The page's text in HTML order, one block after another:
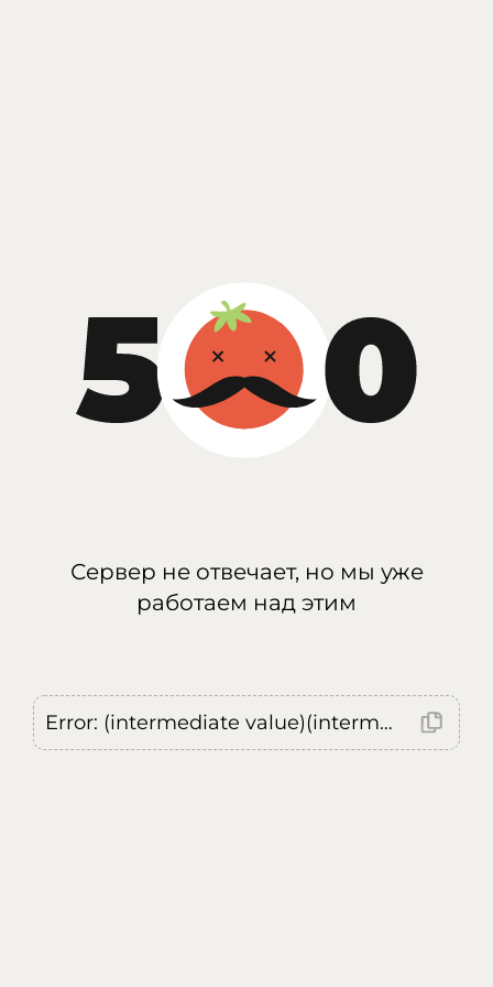
Сервер не отвечает, но мы уже
работаем над этим
Error: (intermediate value)(intermediate value)(intermediate value).replaceAll is not a function